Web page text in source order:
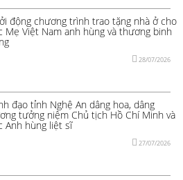
động chương trình trao tặng nhà ở cho
Mẹ Việt Nam anh hùng và thương binh
28/07/2026
đạo tỉnh Nghệ An dâng hoa, dâng
tưởng niệm Chủ tịch Hồ Chí Minh và
Anh hùng liệt sĩ
27/07/2026